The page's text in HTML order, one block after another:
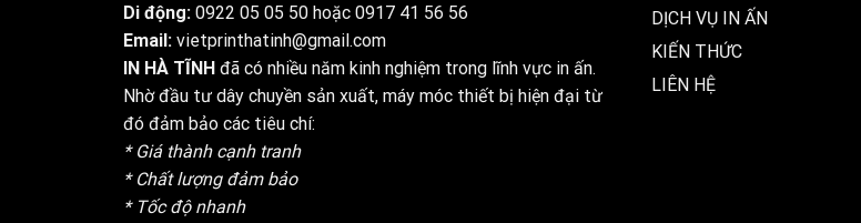
Di động: 0922 05 05 50hoặc 0917 41 56 56
Email: vietprinthatinh@gmail.com
IN HÀ TĨNH đã có nhiều năm kinh nghiệm trong lĩnh vực in ấn.
Nhờ đầu tư dây chuyền sản xuất, máy móc thiết bị hiện đại từ
đó đảm bảo các tiêu chí:
* Giá thành cạnh tranh
* Chất lượng đảm bảo
* Tốc độ nhanh
DỊCH VỤ IN ẤN
KIẾN THỨC
LIÊN HỆ